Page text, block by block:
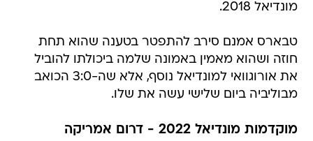
מונדיאל 2018.
טבארס אמנם סירב להתפטר בטענה שהוא תחת
חוזה ושהוא מאמין באמונה שלמה ביכולתו להוביל
את אורוגוואי למונדיאל נוסף, אלא שה-3:0 הכואב
מבוליביה ביום שלישי עשה את שלו.
מוקדמות מונדיאל 2022 - דרום אמריקה